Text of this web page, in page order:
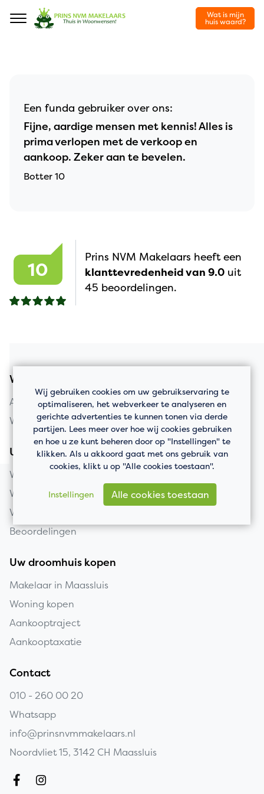
Navigation
Wat is mijn
huis waard?
Een funda gebruiker over ons:
Fijne, aardige mensen met kennis! Alles is
prima verlopen met de verkoop en
aankoop. Zeker aan te bevelen.
Botter 10
10
Prins NVM Makelaars heeft een
klanttevredenheid van 9.0 uit
45 beoordelingen.
Woningaanbod
Appartement kopen
Woning kopen
Uw huis verkopen
Woning verkopen
Wat is mijn huis waard?
Verkooptaxatie
Beoordelingen
Uw droomhuis kopen
Makelaar in Maassluis
Woning kopen
Aankooptraject
Aankooptaxatie
Contact
010 - 260 00 20
Whatsapp
info@prinsnvmmakelaars.nl
Noordvliet 15, 3142 CH Maassluis
Wij gebruiken cookies om uw gebruikservaring te
optimaliseren, het webverkeer te analyseren en
gerichte advertenties te kunnen tonen via derde
partijen. Lees meer over hoe wij cookies gebruiken
en hoe u ze kunt beheren door op "Instellingen" te
klikken. Als u akkoord gaat met ons gebruik van
cookies, klikt u op "Alle cookies toestaan".
Instellingen Alle cookies toestaan